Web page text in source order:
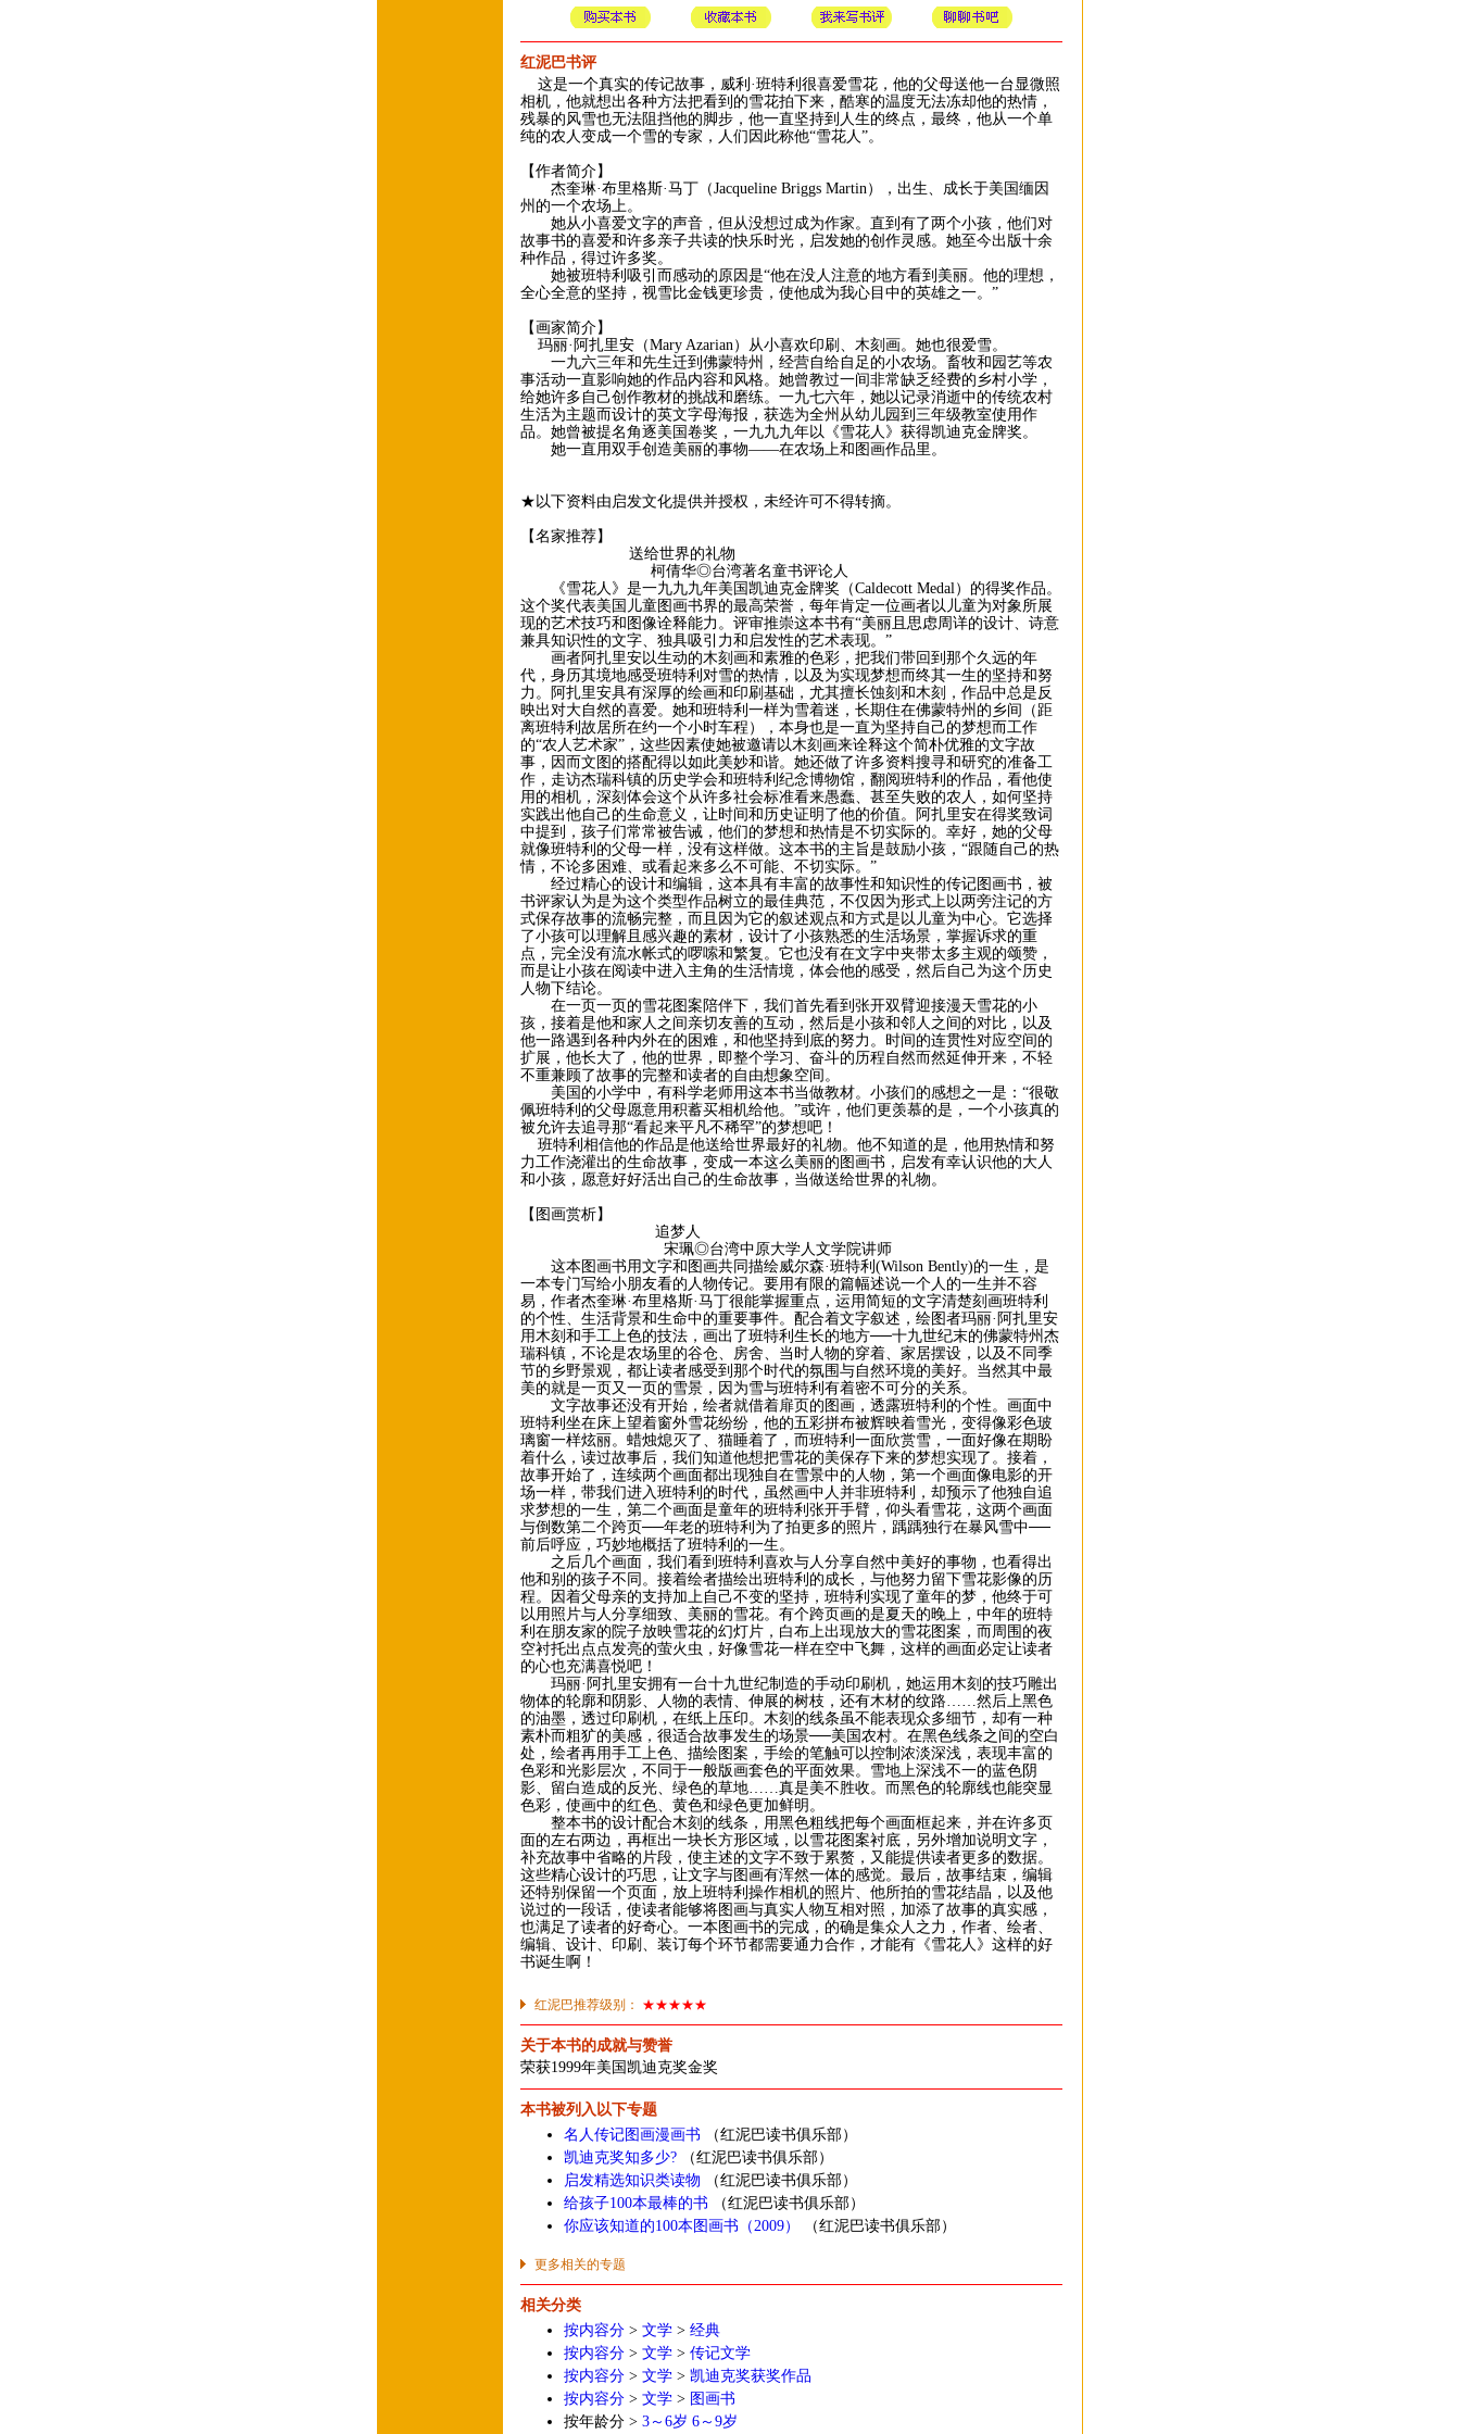
红泥巴书评
这是一个真实的传记故事，威利·班特利很喜爱雪花，他的父母送他一台显微照
相机，他就想出各种方法把看到的雪花拍下来，酷寒的温度无法冻却他的热情，
残暴的风雪也无法阻挡他的脚步，他一直坚持到人生的终点，最终，他从一个单
纯的农人变成一个雪的专家，人们因此称他“雪花人”。
【作者简介】
杰奎琳·布里格斯·马丁（Jacqueline Briggs Martin），出生、成长于美国缅因
州的一个农场上。
她从小喜爱文字的声音，但从没想过成为作家。直到有了两个小孩，他们对
故事书的喜爱和许多亲子共读的快乐时光，启发她的创作灵感。她至今出版十余
种作品，得过许多奖。
她被班特利吸引而感动的原因是“他在没人注意的地方看到美丽。他的理想，
全心全意的坚持，视雪比金钱更珍贵，使他成为我心目中的英雄之一。”
【画家简介】
玛丽·阿扎里安（Mary Azarian）从小喜欢印刷、木刻画。她也很爱雪。
一九六三年和先生迁到佛蒙特州，经营自给自足的小农场。畜牧和园艺等农
事活动一直影响她的作品内容和风格。她曾教过一间非常缺乏经费的乡村小学，
给她许多自己创作教材的挑战和磨练。一九七六年，她以记录消逝中的传统农村
生活为主题而设计的英文字母海报，获选为全州从幼儿园到三年级教室使用作
品。她曾被提名角逐美国卷奖，一九九九年以《雪花人》获得凯迪克金牌奖。
她一直用双手创造美丽的事物——在农场上和图画作品里。
★以下资料由启发文化提供并授权，未经许可不得转摘。
【名家推荐】
送给世界的礼物
柯倩华◎台湾著名童书评论人
《雪花人》是一九九九年美国凯迪克金牌奖（Caldecott Medal）的得奖作品。
这个奖代表美国儿童图画书界的最高荣誉，每年肯定一位画者以儿童为对象所展
现的艺术技巧和图像诠释能力。评审推崇这本书有“美丽且思虑周详的设计、诗意
兼具知识性的文字、独具吸引力和启发性的艺术表现。”
画者阿扎里安以生动的木刻画和素雅的色彩，把我们带回到那个久远的年
代，身历其境地感受班特利对雪的热情，以及为实现梦想而终其一生的坚持和努
力。阿扎里安具有深厚的绘画和印刷基础，尤其擅长蚀刻和木刻，作品中总是反
映出对大自然的喜爱。她和班特利一样为雪着迷，长期住在佛蒙特州的乡间（距
离班特利故居所在约一个小时车程），本身也是一直为坚持自己的梦想而工作
的“农人艺术家”，这些因素使她被邀请以木刻画来诠释这个简朴优雅的文字故
事，因而文图的搭配得以如此美妙和谐。她还做了许多资料搜寻和研究的准备工
作，走访杰瑞科镇的历史学会和班特利纪念博物馆，翻阅班特利的作品，看他使
用的相机，深刻体会这个从许多社会标准看来愚蠢、甚至失败的农人，如何坚持
实践出他自己的生命意义，让时间和历史证明了他的价值。阿扎里安在得奖致词
中提到，孩子们常常被告诫，他们的梦想和热情是不切实际的。幸好，她的父母
就像班特利的父母一样，没有这样做。这本书的主旨是鼓励小孩，“跟随自己的热
情，不论多困难、或看起来多么不可能、不切实际。”
经过精心的设计和编辑，这本具有丰富的故事性和知识性的传记图画书，被
书评家认为是为这个类型作品树立的最佳典范，不仅因为形式上以两旁注记的方
式保存故事的流畅完整，而且因为它的叙述观点和方式是以儿童为中心。它选择
了小孩可以理解且感兴趣的素材，设计了小孩熟悉的生活场景，掌握诉求的重
点，完全没有流水帐式的啰嗦和繁复。它也没有在文字中夹带太多主观的颂赞，
而是让小孩在阅读中进入主角的生活情境，体会他的感受，然后自己为这个历史
人物下结论。
在一页一页的雪花图案陪伴下，我们首先看到张开双臂迎接漫天雪花的小
孩，接着是他和家人之间亲切友善的互动，然后是小孩和邻人之间的对比，以及
他一路遇到各种内外在的困难，和他坚持到底的努力。时间的连贯性对应空间的
扩展，他长大了，他的世界，即整个学习、奋斗的历程自然而然延伸开来，不轻
不重兼顾了故事的完整和读者的自由想象空间。
美国的小学中，有科学老师用这本书当做教材。小孩们的感想之一是：“很敬
佩班特利的父母愿意用积蓄买相机给他。”或许，他们更羡慕的是，一个小孩真的
被允许去追寻那“看起来平凡不稀罕”的梦想吧！
班特利相信他的作品是他送给世界最好的礼物。他不知道的是，他用热情和努
力工作浇灌出的生命故事，变成一本这么美丽的图画书，启发有幸认识他的大人
和小孩，愿意好好活出自己的生命故事，当做送给世界的礼物。
【图画赏析】
追梦人
宋珮◎台湾中原大学人文学院讲师
这本图画书用文字和图画共同描绘威尔森·班特利(Wilson Bently)的一生，是
一本专门写给小朋友看的人物传记。要用有限的篇幅述说一个人的一生并不容
易，作者杰奎琳·布里格斯·马丁很能掌握重点，运用简短的文字清楚刻画班特利
的个性、生活背景和生命中的重要事件。配合着文字叙述，绘图者玛丽·阿扎里安
用木刻和手工上色的技法，画出了班特利生长的地方──十九世纪末的佛蒙特州杰
瑞科镇，不论是农场里的谷仓、房舍、当时人物的穿着、家居摆设，以及不同季
节的乡野景观，都让读者感受到那个时代的氛围与自然环境的美好。当然其中最
美的就是一页又一页的雪景，因为雪与班特利有着密不可分的关系。
文字故事还没有开始，绘者就借着扉页的图画，透露班特利的个性。画面中
班特利坐在床上望着窗外雪花纷纷，他的五彩拼布被辉映着雪光，变得像彩色玻
璃窗一样炫丽。蜡烛熄灭了、猫睡着了，而班特利一面欣赏雪，一面好像在期盼
着什么，读过故事后，我们知道他想把雪花的美保存下来的梦想实现了。接着，
故事开始了，连续两个画面都出现独自在雪景中的人物，第一个画面像电影的开
场一样，带我们进入班特利的时代，虽然画中人并非班特利，却预示了他独自追
求梦想的一生，第二个画面是童年的班特利张开手臂，仰头看雪花，这两个画面
与倒数第二个跨页──年老的班特利为了拍更多的照片，踽踽独行在暴风雪中──
前后呼应，巧妙地概括了班特利的一生。
之后几个画面，我们看到班特利喜欢与人分享自然中美好的事物，也看得出
他和别的孩子不同。接着绘者描绘出班特利的成长，与他努力留下雪花影像的历
程。因着父母亲的支持加上自己不变的坚持，班特利实现了童年的梦，他终于可
以用照片与人分享细致、美丽的雪花。有个跨页画的是夏天的晚上，中年的班特
利在朋友家的院子放映雪花的幻灯片，白布上出现放大的雪花图案，而周围的夜
空衬托出点点发亮的萤火虫，好像雪花一样在空中飞舞，这样的画面必定让读者
的心也充满喜悦吧！
玛丽·阿扎里安拥有一台十九世纪制造的手动印刷机，她运用木刻的技巧雕出
物体的轮廓和阴影、人物的表情、伸展的树枝，还有木材的纹路……然后上黑色
的油墨，透过印刷机，在纸上压印。木刻的线条虽不能表现众多细节，却有一种
素朴而粗犷的美感，很适合故事发生的场景──美国农村。在黑色线条之间的空白
处，绘者再用手工上色、描绘图案，手绘的笔触可以控制浓淡深浅，表现丰富的
色彩和光影层次，不同于一般版画套色的平面效果。雪地上深浅不一的蓝色阴
影、留白造成的反光、绿色的草地……真是美不胜收。而黑色的轮廓线也能突显
色彩，使画中的红色、黄色和绿色更加鲜明。
整本书的设计配合木刻的线条，用黑色粗线把每个画面框起来，并在许多页
面的左右两边，再框出一块长方形区域，以雪花图案衬底，另外增加说明文字，
补充故事中省略的片段，使主述的文字不致于累赘，又能提供读者更多的数据。
这些精心设计的巧思，让文字与图画有浑然一体的感觉。最后，故事结束，编辑
还特别保留一个页面，放上班特利操作相机的照片、他所拍的雪花结晶，以及他
说过的一段话，使读者能够将图画与真实人物互相对照，加添了故事的真实感，
也满足了读者的好奇心。一本图画书的完成，的确是集众人之力，作者、绘者、
编辑、设计、印刷、装订每个环节都需要通力合作，才能有《雪花人》这样的好
书诞生啊！
红泥巴推荐级别： ★★★★★
关于本书的成就与赞誉
荣获1999年美国凯迪克奖金奖
本书被列入以下专题
名人传记图画漫画书 （红泥巴读书俱乐部）
凯迪克奖知多少? （红泥巴读书俱乐部）
启发精选知识类读物 （红泥巴读书俱乐部）
给孩子100本最棒的书 （红泥巴读书俱乐部）
你应该知道的100本图画书（2009）
（红泥巴读书俱乐部）
更多相关的专题
相关分类
按内容分 > 文学 > 经典
按内容分 > 文学 > 传记文学
按内容分 > 文学 > 凯迪克奖获奖作品
按内容分 > 文学 > 图画书
按年龄分 > 3～6岁 6～9岁